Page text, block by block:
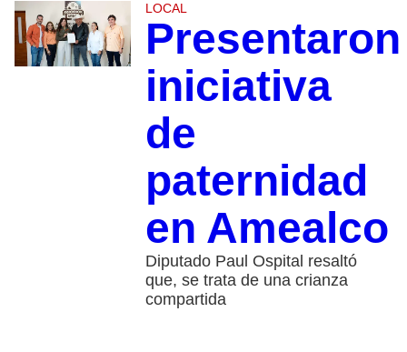
LOCAL
Presentaron
iniciativa
de
paternidad
en Amealco
Diputado Paul Ospital resaltó
que, se trata de una crianza
compartida